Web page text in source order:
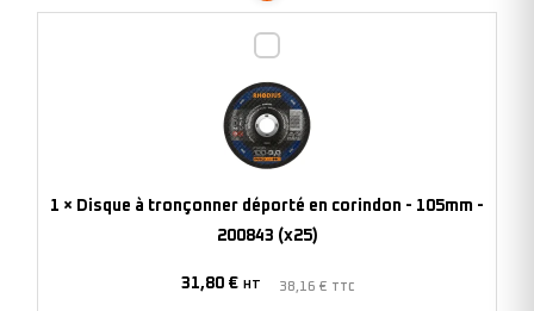
tronçonner
déporté
en
corindon
-
1 × Disque à tronçonner déporté en corindon - 105mm -
200843 (x25)
31,80 € HT 38,16 € TTC